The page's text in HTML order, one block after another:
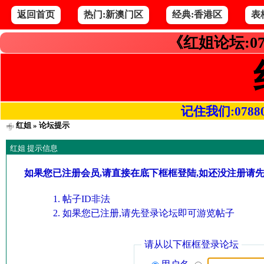
返回首页 热门:新澳门区 经典:香港区 表
《红姐论坛
记住我们
红姐» 论坛提示
红姐 提示信息
如果您已注册会员,请直接在底下框框登陆,如还没注册请
帖子ID非法
如果您已注册,请先登录论坛即可游览帖子
请从以下框框登录论坛